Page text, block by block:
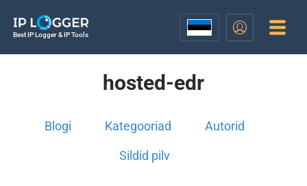
Best IP Logger & IP Tools
hosted-edr
Blogi Kategooriad Autorid
Sildid pilv